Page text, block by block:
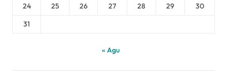
24
25 26 27 28 29
30
31
« Agu